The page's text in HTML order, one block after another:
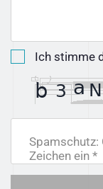
Ich stimme
Spamschutz:
Zeichen ein *